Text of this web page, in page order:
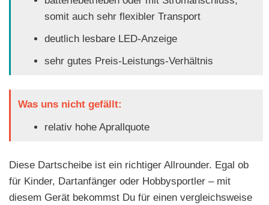
somit auch sehr flexibler Transport
deutlich lesbare LED-Anzeige
sehr gutes Preis-Leistungs-Verhältnis
Was uns nicht gefällt:
relativ hohe Aprallquote
Diese Dartscheibe ist ein richtiger Allrounder. Egal ob
für Kinder, Dartanfänger oder Hobbysportler – mit
diesem Gerät bekommst Du für einen vergleichsweise